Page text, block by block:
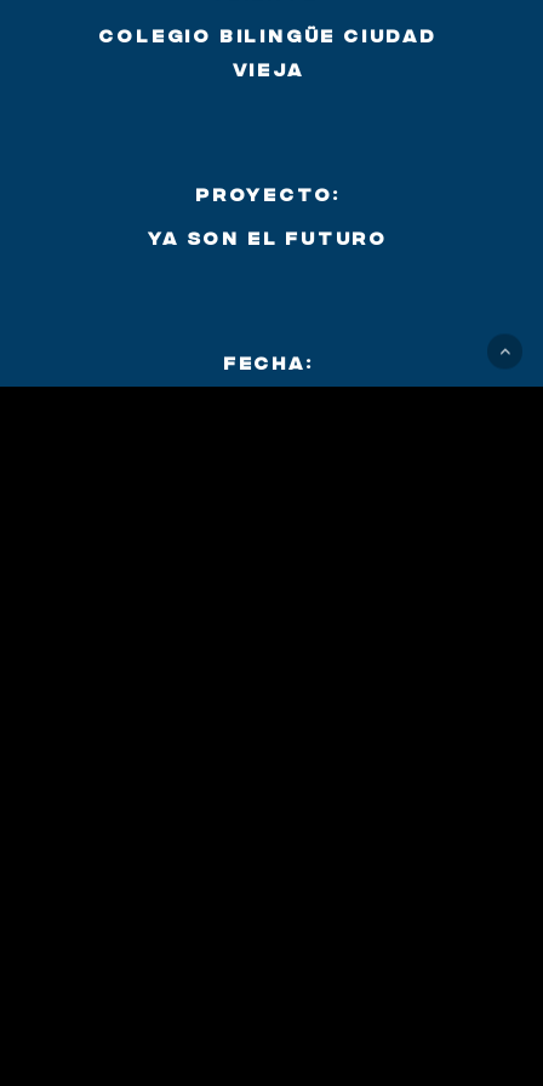
Colegio Bilingüe Ciudad
Vieja
Proyecto:
Ya son el futuro
Fecha: